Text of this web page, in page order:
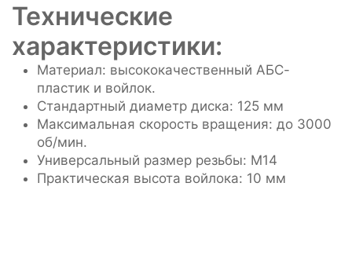
Технические
характеристики:
Материал: высококачественный АБС-
пластик и войлок.
Стандартный диаметр диска: 125 мм
Максимальная скорость вращения: до 3000
об/мин.
Универсальный размер резьбы: M14
Практическая высота войлока: 10 мм